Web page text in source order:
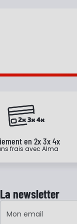
en 2x 3x 4x
frais avec Alma
La newsletter
Adresse e-mail